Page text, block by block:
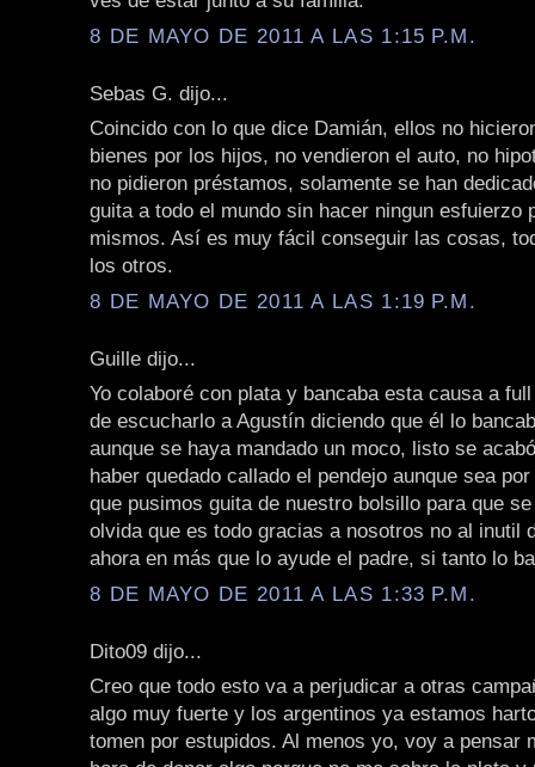
8 DE MAYO DE 2011 A LAS 1:15 P.M.
Sebas G. dijo...
Coincido con lo que dice Damián, ellos no
bienes por los hijos, no vendieron el auto, no
no pidieron préstamos, solamente se han
guita a todo el mundo sin hacer ningun esfuierzo
mismos. Así es muy fácil conseguir las cosas,
los otros.
8 DE MAYO DE 2011 A LAS 1:19 P.M.
Guille dijo...
Yo colaboré con plata y bancaba esta causa a
de escucharlo a Agustín diciendo que él lo
aunque se haya mandado un moco, listo se
haber quedado callado el pendejo aunque sea
que pusimos guita de nuestro bolsillo para que
olvida que es todo gracias a nosotros no al inutil
ahora en más que lo ayude el padre, si tanto lo
8 DE MAYO DE 2011 A LAS 1:33 P.M.
Dito09 dijo...
Creo que todo esto va a perjudicar a otras
algo muy fuerte y los argentinos ya estamos
tomen por estupidos. Al menos yo, voy a pensar